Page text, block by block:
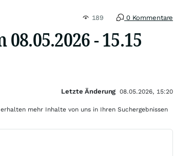
189 0 Kommentare
- 15.15
Letzte Änderung 08.05.2026, 15:20
mehr Inhalte von uns in Ihren Suchergebnissen